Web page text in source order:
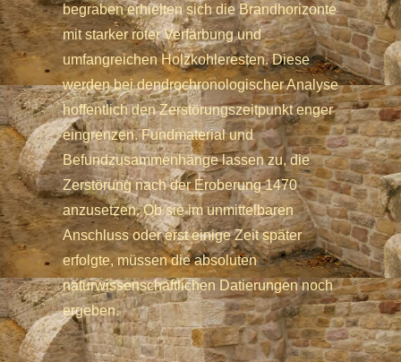
begraben erhielten sich die Brandhorizonte
mit starker roter Verfärbung und
umfangreichen Holzkohleresten. Diese
werden bei dendrochronologischer Analyse
hoffentlich den Zerstörungszeitpunkt enger
eingrenzen. Fundmaterial und
Befundzusammenhänge lassen zu, die
Zerstörung nach der Eroberung 1470
anzusetzen. Ob sie im unmittelbaren
Anschluss oder erst einige Zeit später
erfolgte, müssen die absoluten
naturwissenschaftlichen Datierungen noch
ergeben.